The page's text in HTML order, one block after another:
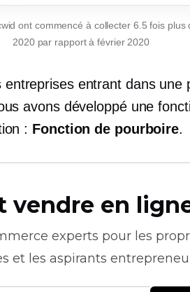
ont commencé à collecter 6.5 fois
2020 par rapport à février 2020
entreprises entrant dans une
avons développé une
: Fonction de pourboire.
vendre en
experts pour les
et les aspirants